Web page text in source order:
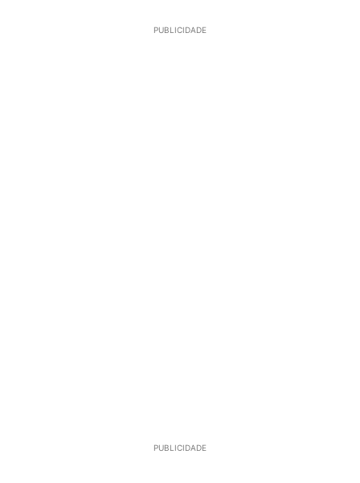
PUBLICIDADE
PUBLICIDADE